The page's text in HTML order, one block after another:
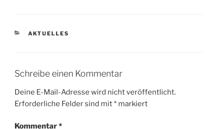
KATEGORIEN
AKTUELLES
Schreibe einen Kommentar
Deine E-Mail-Adresse wird nicht veröffentlicht.
Erforderliche Felder sind mit* markiert
Kommentar*